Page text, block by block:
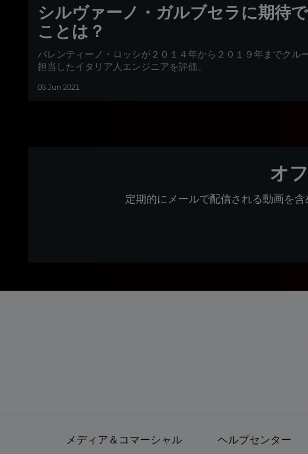
シルヴァーノ・ガルブセラに期待
ことは？
バレンティーノ・ロッシが２０１４年から２０１９年までクル
担当したイタリア人エンジニアを評価。
03 Jun 2021
オ
定期的にメールで配信される動画を
メディア＆コマーシャル ヘルプセンター